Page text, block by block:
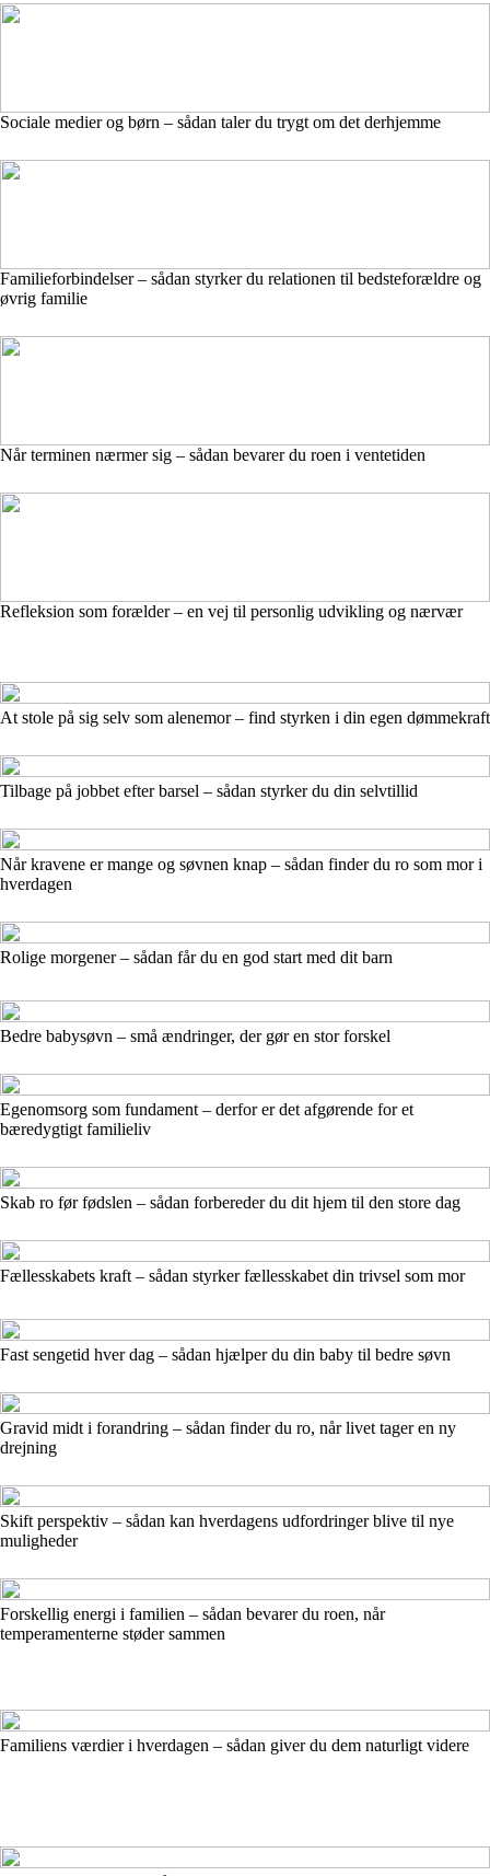
Sociale medier og børn – sådan taler du trygt om det derhjemme
Familieforbindelser – sådan styrker du relationen til bedsteforældre og
øvrig familie
Når terminen nærmer sig – sådan bevarer du roen i ventetiden
Refleksion som forælder – en vej til personlig udvikling og nærvær
At stole på sig selv som alenemor – find styrken i din egen dømmekraft
Tilbage på jobbet efter barsel – sådan styrker du din selvtillid
Når kravene er mange og søvnen knap – sådan finder du ro som mor i
hverdagen
Rolige morgener – sådan får du en god start med dit barn
Bedre babysøvn – små ændringer, der gør en stor forskel
Egenomsorg som fundament – derfor er det afgørende for et
bæredygtigt familieliv
Skab ro før fødslen – sådan forbereder du dit hjem til den store dag
Fællesskabets kraft – sådan styrker fællesskabet din trivsel som mor
Fast sengetid hver dag – sådan hjælper du din baby til bedre søvn
Gravid midt i forandring – sådan finder du ro, når livet tager en ny
drejning
Skift perspektiv – sådan kan hverdagens udfordringer blive til nye
muligheder
Forskellig energi i familien – sådan bevarer du roen, når
temperamenterne støder sammen
Familiens værdier i hverdagen – sådan giver du dem naturligt videre